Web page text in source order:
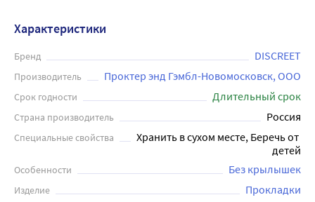
которая обеспечивает максимальное прилипание к
белью и повторяет естественную форму женского тела.
Они впитывают влагу и предотвращают появление
неприятного запаха. Прокладки Discreet Deo Multiform -
это прекрасное решение для ежедневной гигиены и
соответствуют самым высоким стандартам качества. В
упаковке 60 штук.
Характеристики
Бренд DISCREET
Производитель Проктер энд Гэмбл-Новомосковск, ООО
Срок годности Длительный срок
Страна производитель Россия
Специальные свойства
Хранить в сухом месте, Беречь от
детей
Особенности Без крылышек
Изделие Прокладки